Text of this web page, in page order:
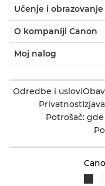
Učenje i obrazovanje
O kompaniji Canon
Moj nalog
Odredbe i uslovi
Privatnost
Potrošač: